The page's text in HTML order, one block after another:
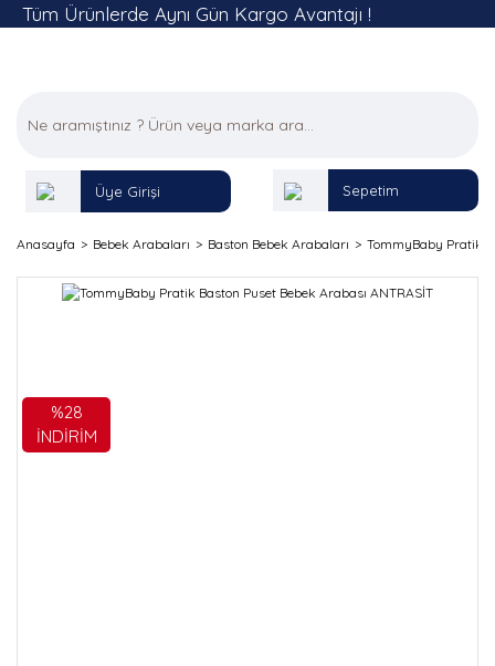
Tüm Ürünlerde Aynı Gün Kargo Avantajı !
Üye Girişi Sepetim
Anasayfa Bebek Arabaları Baston Bebek Arabaları TommyBaby Pratik
%28
İNDİRİM